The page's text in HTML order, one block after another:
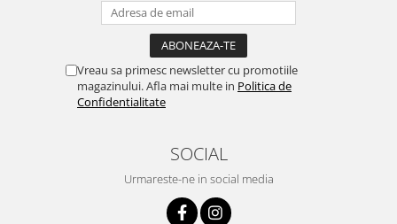
Vreau sa primesc newsletter cu promotiile
magazinului. Afla mai multe in Politica de
Confidentialitate
SOCIAL
Urmareste-ne in social media